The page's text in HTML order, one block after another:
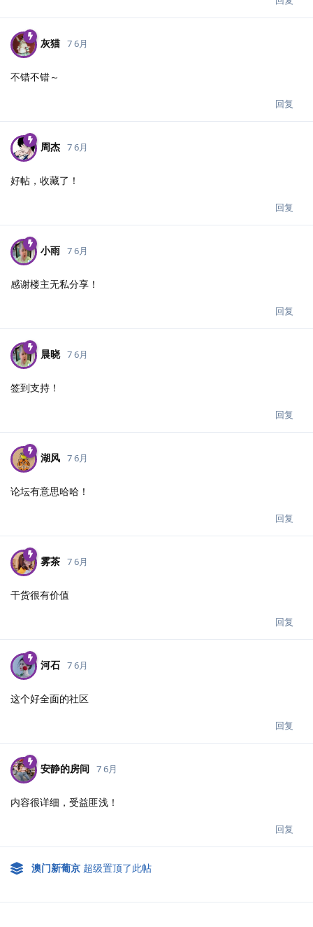
灰猫 7 6月
不错不错～
回复
周杰 7 6月
好帖，收藏了！
回复
小雨 7 6月
感谢楼主无私分享！
回复
晨晓 7 6月
签到支持！
回复
湖风 7 6月
论坛有意思哈哈！
回复
雾茶 7 6月
干货很有价值
回复
河石 7 6月
这个好全面的社区
回复
安静的房间 7 6月
内容很详细，受益匪浅！
回复
澳门新葡京 超级置顶了此帖